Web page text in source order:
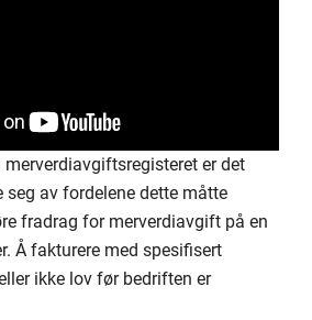
merverdiavgiftsregisteret er det
av fordelene dette måtte
fradrag for merverdiavgift på en
Å fakturere med spesifisert
ikke lov før bedriften er